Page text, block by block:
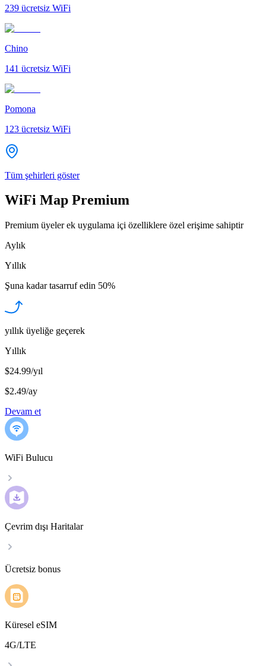
239 ücretsiz WiFi
Chino
141 ücretsiz WiFi
Pomona
123 ücretsiz WiFi
Tüm şehirleri göster
WiFi Map Premium
Premium üyeler ek uygulama içi özelliklere özel erişime sahiptir
Aylık
Yıllık
Şuna kadar tasarruf edin 50%
yıllık üyeliğe geçerek
Yıllık
$24.99/yıl
$2.49/ay
Devam et
WiFi Bulucu
Çevrim dışı Haritalar
Ücretsiz bonus
Küresel eSIM
4G/LTE